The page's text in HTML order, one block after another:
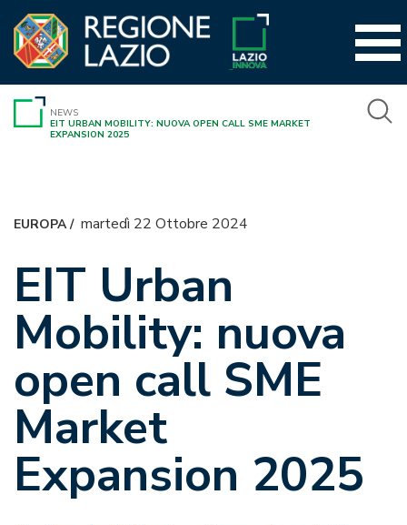
contenuto
NEWS
EIT URBAN MOBILITY: NUOVA OPEN CALL SME MARKET
EXPANSION 2025
EUROPA/ martedì 22 Ottobre 2024
EIT Urban
Mobility: nuova
open call SME
Market
Expansion 2025